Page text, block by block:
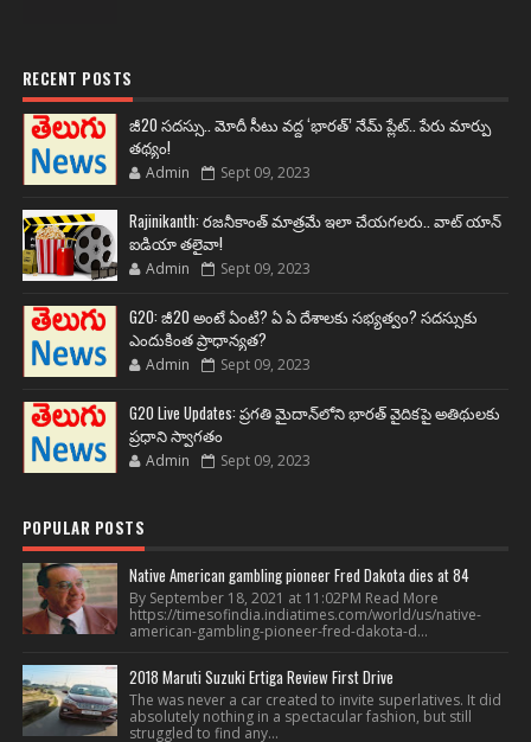
RECENT POSTS
జీ20 సదస్సు.. మోదీ సీటు వద్ద ‘భారత్’ నేమ్ ప్లేట్‌.. పేరు మార్పు
తథ్యం!
Admin Sept 09, 2023
Rajinikanth: రజనీకాంత్ మాత్రమే ఇలా చేయగలరు.. వాట్ యాన్
ఐడియా తలైవా!
Admin Sept 09, 2023
G20: జీ20 అంటే ఏంటి? ఏ ఏ దేశాలకు సభ్యత్వం? సదస్సుకు
ఎందుకింత ప్రాధాన్యత?
Admin Sept 09, 2023
G20 Live Updates: ప్రగతి మైదాన్‌లోని భారత్ వైదికపై అతిథులకు
ప్రధాని స్వాగతం
Admin Sept 09, 2023
POPULAR POSTS
Native American gambling pioneer Fred Dakota dies at 84
By September 18, 2021 at 11:02PM Read More
https://timesofindia.indiatimes.com/world/us/native-
american-gambling-pioneer-fred-dakota-d...
2018 Maruti Suzuki Ertiga Review First Drive
The was never a car created to invite superlatives. It did
absolutely nothing in a spectacular fashion, but still
struggled to find any...